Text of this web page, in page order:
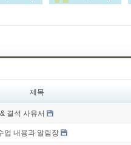
제목
결석 사유서
업 내용과 알림장